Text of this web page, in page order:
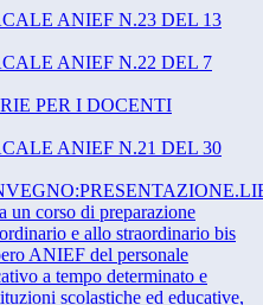
ANIEF N.23 DEL 13
ANIEF N.22 DEL 7
PER I DOCENTI
ANIEF N.21 DEL 30
un corso di preparazione
e allo straordinario bis
ANIEF del personale
a tempo determinato e
scolastiche ed educative,